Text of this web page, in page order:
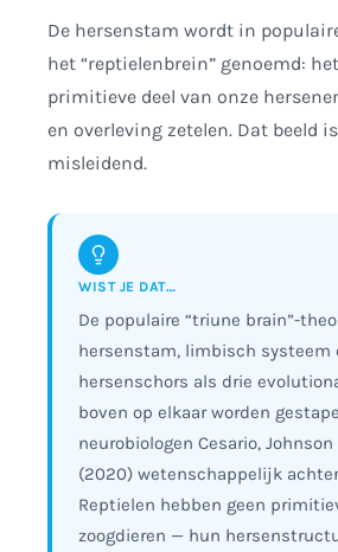
De hersenstam wordt in
het “reptielenbrein” genoemd:
primitieve deel van onze
en overleving zetelen. Dat beeld
misleidend.
WIST JE DAT…
De populaire “triune brain”-
hersenstam, limbisch systeem
hersenschors als drie
boven op elkaar worden
neurobiologen Cesario,
(2020) wetenschappelijk
Reptielen hebben geen
zoogdieren — hun